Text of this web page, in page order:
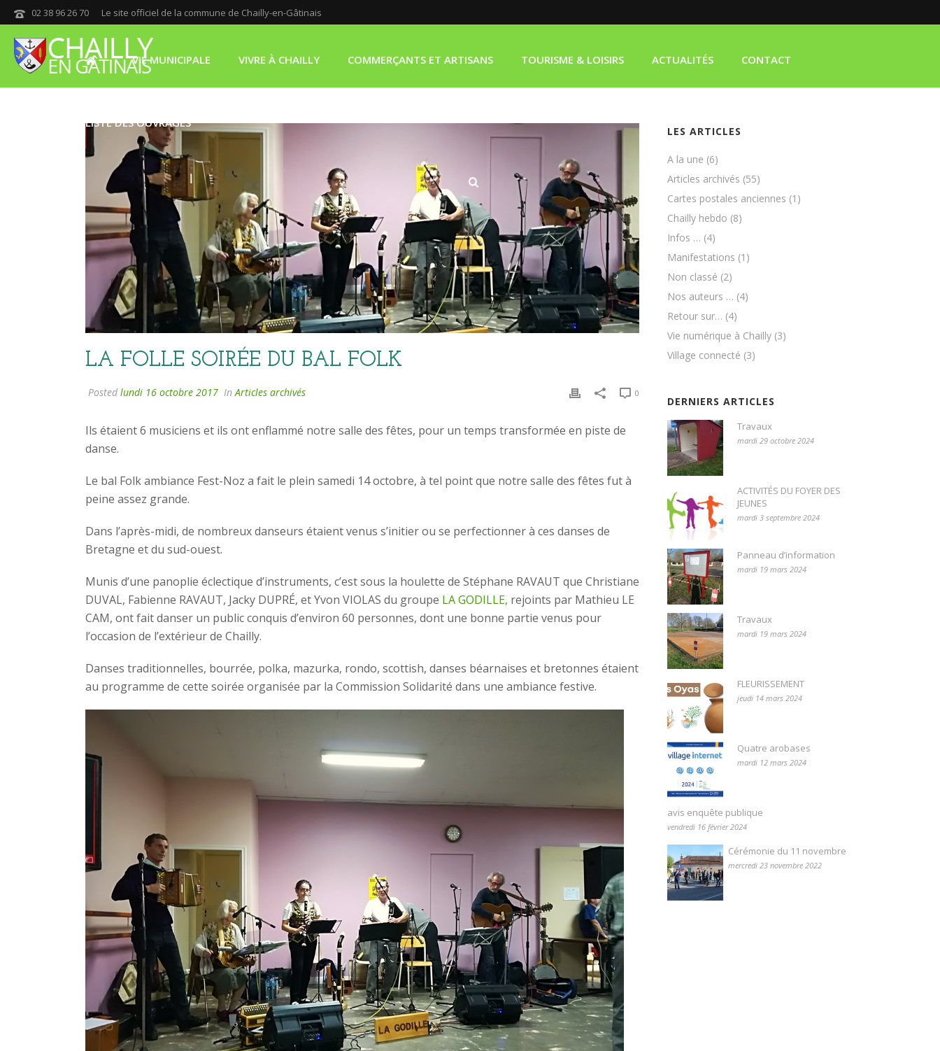
02 38 96 26 70 Le site officiel de la commune de Chailly-en-Gâtinais
VIE MUNICIPALE VIVRE À CHAILLY COMMERÇANTS ET ARTISANS TOURISME & LOISIRS ACTUALITÉS CONTACT
LISTE DES OUVRAGES
LA FOLLE SOIRÉE DU BAL FOLK
Posted lundi 16 octobre 2017 InArticles archivés 0
Ils étaient 6 musiciens et ils ont enflammé notre salle des fêtes, pour un temps transformée en piste de
danse.
Le bal Folk ambiance Fest-Noz a fait le plein samedi 14 octobre, à tel point que notre salle des fêtes fut à
peine assez grande.
Dans l’après-midi, de nombreux danseurs étaient venus s’initier ou se perfectionner à ces danses de
Bretagne et du sud-ouest.
Munis d’une panoplie éclectique d’instruments, c’est sous la houlette de Stéphane RAVAUT que Christiane
DUVAL, Fabienne RAVAUT, Jacky DUPRÉ, et Yvon VIOLAS du groupe LA GODILLE, rejoints par Mathieu LE
CAM, ont fait danser un public conquis d’environ 60 personnes, dont une bonne partie venus pour
l’occasion de l’extérieur de Chailly.
Danses traditionnelles, bourrée, polka, mazurka, rondo, scottish, danses béarnaises et bretonnes étaient
au programme de cette soirée organisée par la Commission Solidarité dans une ambiance festive.
LES ARTICLES
A la une (6)
Articles archivés (55)
Cartes postales anciennes (1)
Chailly hebdo (8)
Infos … (4)
Manifestations (1)
Non classé (2)
Nos auteurs … (4)
Retour sur… (4)
Vie numérique à Chailly (3)
Village connecté (3)
DERNIERS ARTICLES
Travaux
mardi 29 octobre 2024
ACTIVITÉS DU FOYER DES
JEUNES
mardi 3 septembre 2024
Panneau d’information
mardi 19 mars 2024
Travaux
mardi 19 mars 2024
FLEURISSEMENT
jeudi 14 mars 2024
Quatre arobases
mardi 12 mars 2024
avis enquête publique
vendredi 16 février 2024
Cérémonie du 11 novembre
mercredi 23 novembre 2022